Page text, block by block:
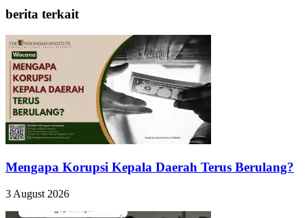
berita terkait
Mengapa Korupsi Kepala Daerah Terus Berulang?
3 August 2026